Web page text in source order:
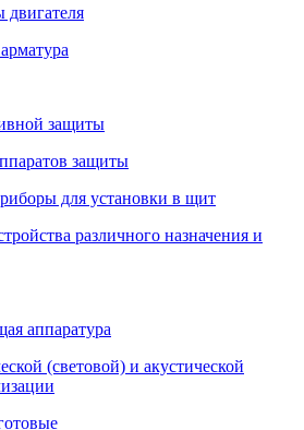
защиты
защиты
для установки в щит
различного назначения и
аппаратура
(световой) и акустической